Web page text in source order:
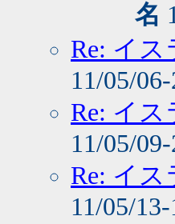
名
Re: イ
11/05/
Re: イ
11/05/
Re: イ
11/05/